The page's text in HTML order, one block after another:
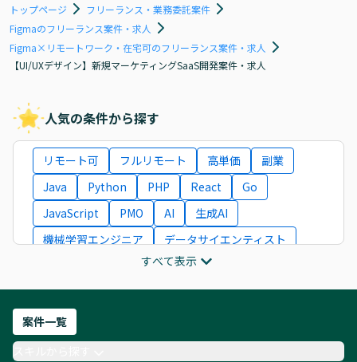
トップページ
フリーランス・業務委託案件
Figmaのフリーランス案件・求人
Figma×リモートワーク・在宅可のフリーランス案件・求人
【UI/UXデザイン】新規マーケティングSaaS開発案件・求人
人気の条件から探す
リモート可 フルリモート 高単価
副業
Java
Python PHP React
Go
JavaScript
PMO AI
生成AI
機械学習エンジニア
データサイエンティスト
ITコンサルタント
フロントエンドエンジニア
ネットワークエンジニア
AIエンジニア
Webデザイナー
すべて表示
案件一覧